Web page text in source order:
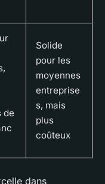
de
Solide
pour les
moyennes
entreprise
s, mais
plus
coûteux
dans